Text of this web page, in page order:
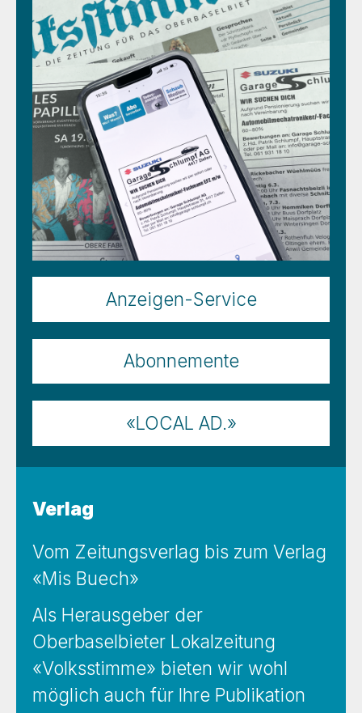
Anzeigen-Service
Abonnemente
«LOCAL AD.»
Verlag
Vom Zeitungsverlag bis zum Verlag
«Mis Buech»
Als Herausgeber der
Oberbaselbieter Lokalzeitung
«Volksstimme» bieten wir wohl
möglich auch für Ihre Publikation